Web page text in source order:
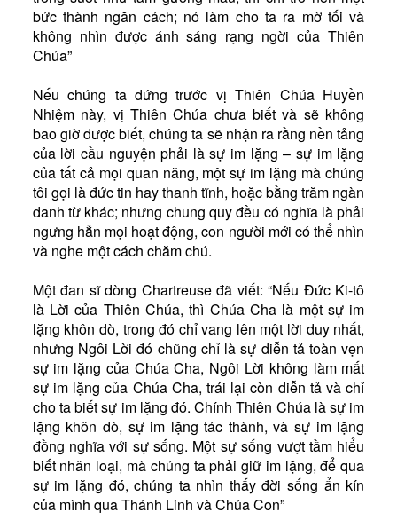
bức thành ngăn cách; nó làm cho ta ra mờ tối và
không nhìn được ánh sáng rạng ngời của Thiên
Chúa”
Nếu chúng ta đứng trước vị Thiên Chúa Huyền
Nhiệm này, vị Thiên Chúa chưa biết và sẽ không
bao giờ được biết, chúng ta sẽ nhận ra rằng nền tảng
của lời cầu nguyện phải là sự im lặng – sự im lặng
của tất cả mọi quan năng, một sự im lặng mà chúng
tôi gọi là đức tin hay thanh tĩnh, hoặc bằng trăm ngàn
danh từ khác; nhưng chung quy đều có nghĩa là phải
ngưng hẳn mọi hoạt động, con người mới có thể nhìn
và nghe một cách chăm chú.
Một đan sĩ dòng Chartreuse đã viết: “Nếu Đức Ki-tô
là Lời của Thiên Chúa, thì Chúa Cha là một sự im
lặng khôn dò, trong đó chỉ vang lên một lời duy nhất,
nhưng Ngôi Lời đó chũng chỉ là sự diễn tả toàn vẹn
sự im lặng của Chúa Cha, Ngôi Lời không làm mất
sự im lặng của Chúa Cha, trái lại còn diễn tả và chỉ
cho ta biết sự im lặng đó. Chính Thiên Chúa là sự im
lặng khôn dò, sự im lặng tác thành, và sự im lặng
đồng nghĩa với sự sống. Một sự sống vượt tầm hiểu
biết nhân loại, mà chúng ta phải giữ im lặng, để qua
sự im lặng đó, chúng ta nhìn thấy đời sống ẩn kín
của mình qua Thánh Linh và Chúa Con”